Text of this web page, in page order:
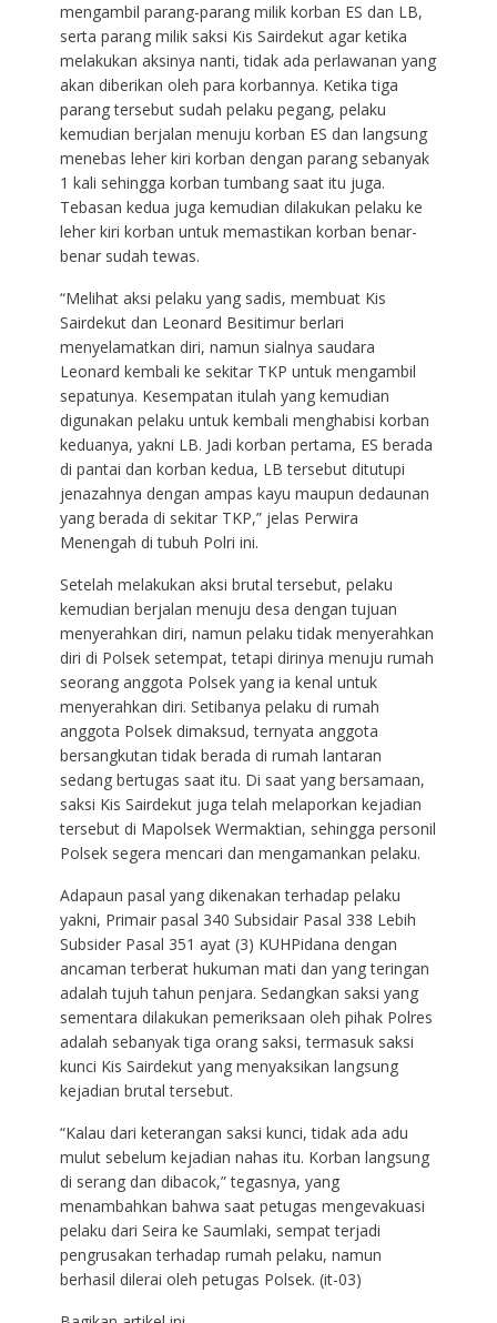
mengambil parang-parang milik korban ES dan LB,
serta parang milik saksi Kis Sairdekut agar ketika
melakukan aksinya nanti, tidak ada perlawanan yang
akan diberikan oleh para korbannya. Ketika tiga
parang tersebut sudah pelaku pegang, pelaku
kemudian berjalan menuju korban ES dan langsung
menebas leher kiri korban dengan parang sebanyak
1 kali sehingga korban tumbang saat itu juga.
Tebasan kedua juga kemudian dilakukan pelaku ke
leher kiri korban untuk memastikan korban benar-
benar sudah tewas.
“Melihat aksi pelaku yang sadis, membuat Kis
Sairdekut dan Leonard Besitimur berlari
menyelamatkan diri, namun sialnya saudara
Leonard kembali ke sekitar TKP untuk mengambil
sepatunya. Kesempatan itulah yang kemudian
digunakan pelaku untuk kembali menghabisi korban
keduanya, yakni LB. Jadi korban pertama, ES berada
di pantai dan korban kedua, LB tersebut ditutupi
jenazahnya dengan ampas kayu maupun dedaunan
yang berada di sekitar TKP,” jelas Perwira
Menengah di tubuh Polri ini.
Setelah melakukan aksi brutal tersebut, pelaku
kemudian berjalan menuju desa dengan tujuan
menyerahkan diri, namun pelaku tidak menyerahkan
diri di Polsek setempat, tetapi dirinya menuju rumah
seorang anggota Polsek yang ia kenal untuk
menyerahkan diri. Setibanya pelaku di rumah
anggota Polsek dimaksud, ternyata anggota
bersangkutan tidak berada di rumah lantaran
sedang bertugas saat itu. Di saat yang bersamaan,
saksi Kis Sairdekut juga telah melaporkan kejadian
tersebut di Mapolsek Wermaktian, sehingga personil
Polsek segera mencari dan mengamankan pelaku.
Adapaun pasal yang dikenakan terhadap pelaku
yakni, Primair pasal 340 Subsidair Pasal 338 Lebih
Subsider Pasal 351 ayat (3) KUHPidana dengan
ancaman terberat hukuman mati dan yang teringan
adalah tujuh tahun penjara. Sedangkan saksi yang
sementara dilakukan pemeriksaan oleh pihak Polres
adalah sebanyak tiga orang saksi, termasuk saksi
kunci Kis Sairdekut yang menyaksikan langsung
kejadian brutal tersebut.
“Kalau dari keterangan saksi kunci, tidak ada adu
mulut sebelum kejadian nahas itu. Korban langsung
di serang dan dibacok,” tegasnya, yang
menambahkan bahwa saat petugas mengevakuasi
pelaku dari Seira ke Saumlaki, sempat terjadi
pengrusakan terhadap rumah pelaku, namun
berhasil dilerai oleh petugas Polsek. (it-03)